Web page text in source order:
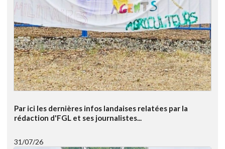
Par ici les dernières infos landaises relatées par la
rédaction d'FGL et ses journalistes...
31/07/26